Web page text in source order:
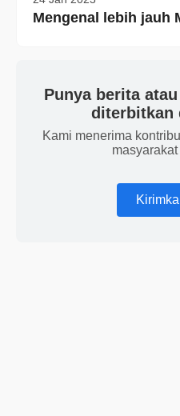
Mengenal lebih jauh
Punya berita
diterbitkan
Kami menerima